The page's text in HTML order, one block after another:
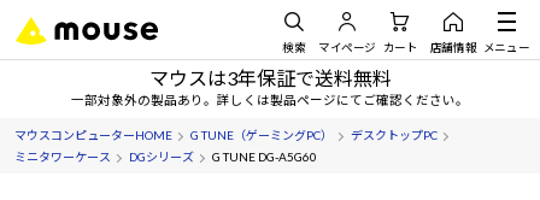
検索 マイページ カート 店舗情報 メニュー
マウスは3年保証で送料無料
一部対象外の製品あり。詳しくは製品ページにてご確認ください。
マウスコンピューターHOME G TUNE（ゲーミングPC）
デスクトップPC
ミニタワーケース
DGシリーズ G TUNE DG-A5G60